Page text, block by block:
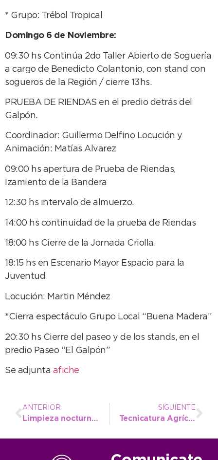
* Grupo: Trébol Tropical
Domingo 6 de Noviembre:
09:30 hs Continúa 2do Taller Abierto de Soguería
a cargo de Benedicto Colantonio, con stand con
sogueros de la Región / cierre 13hs.
PRUEBA DE RIENDAS en el predio detrás del
Galpón.
Coordinador: Guillermo Delfino Locución y
Animación: Matías Alvarez
09:00 hs apertura de Prueba de Riendas,
Izamiento de la Bandera
12:30 hs intervalo de almuerzo.
14:00 hs continuidad de la prueba de Riendas
18:00 hs Cierre de la Jornada Criolla.
18:15 hs en Escenario Mayor Espacio para la
Juventud
Locución: Martin Méndez
*Cierra espectáculo Grupo Local “Buena Madera”
20:30 hs Cierre del paseo y de los stands, en el
predio Paseo “El Galpón”
Se adjunta afiche
ANTERIOR
Limpieza nocturna en el Puente Colgante
SIGUIENTE
Tecnicatura Agrícola Ganadera: otra opción para estudiar en la ciudad